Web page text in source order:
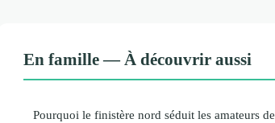
En famille — À découvrir aussi
Pourquoi le finistère nord séduit les amateurs de